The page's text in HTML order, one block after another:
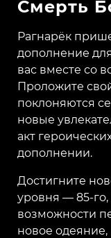
Смерть
Рагнарёк
дополнение
вас вместе со
Проложите
поклоняются
новые
акт
дополнении.
Достигните
уровня — 85-
возможности
новое